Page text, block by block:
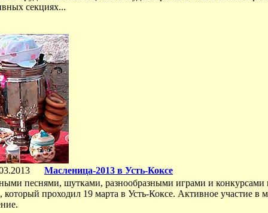
секциях...
Масленица-2013 в Усть-Коксе
песнями, шутками, разнообразными играми и
проходил 19 марта в Усть-Коксе. Активное участие в